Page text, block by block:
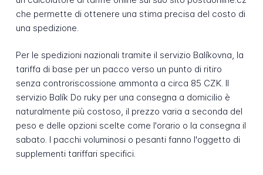
che permette di ottenere una stima precisa del costo di
una spedizione.
Per le spedizioni nazionali tramite il servizio Balíkovna, la
tariffa di base per un pacco verso un punto di ritiro
senza controriscossione ammonta a circa 85 CZK. Il
servizio Balík Do ruky per una consegna a domicilio è
naturalmente più costoso, il prezzo varia a seconda del
peso e delle opzioni scelte come l'orario o la consegna il
sabato. I pacchi voluminosi o pesanti fanno l'oggetto di
supplementi tariffari specifici.